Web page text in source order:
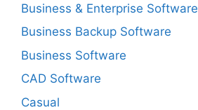
Business & Enterprise Software
Business Backup Software
Business Software
CAD Software
Casual